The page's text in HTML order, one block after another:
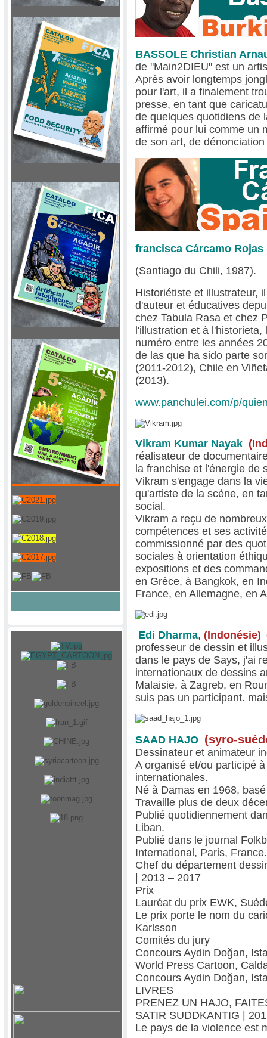
BASSOLE Christian
de ''Main2DIEU'' est un
Après avoir longtemps
pour l'art, il a finalement
presse, en tant que
de quelques quotidiens de
affirmé pour lui comme un
de son art, de
francisca Cárcamo Rojas
(Santiago du Chili, 1987).
Historiétiste et illustrateur,
d'auteur et éducatives
chez Tabula Rasa et chez
l'illustration et à
numéro entre les années
de las que ha sido parte
(2011-2012), Chile en
(2013).
www.panchulei.com/p/
Vikram Kumar Nayak
réalisateur de
la franchise et l'énergie de
Vikram s'engage dans la
qu'artiste de la scène, en
social.
Vikram a reçu de
compétences et ses
commissionné par des
sociales à orientation
expositions et des
en Grèce, à Bangkok, en
France, en Allemagne, en
Edi Dharma, (Indonésie)
professeur de dessin et
dans le pays de Says, j'ai
internationaux de dessins
Malaisie, à Zagreb, en
suis pas un participant.
SAAD HAJO (syro-
Dessinateur et animateur
A organisé et/ou participé
internationales.
Né à Damas en 1968,
Travaille plus de deux
Publié quotidiennement
Liban.
Publié dans le journal
International, Paris, France.
Chef du département
| 2013 – 2017
Prix
Lauréat du prix EWK,
Le prix porte le nom du
Karlsson
Comités du jury
Concours Aydin Doğan,
World Press Cartoon,
Concours Aydin Doğan,
LIVRES
PRENEZ UN HAJO,
SATIR SUDDKANTIG |
Le pays de la violence est